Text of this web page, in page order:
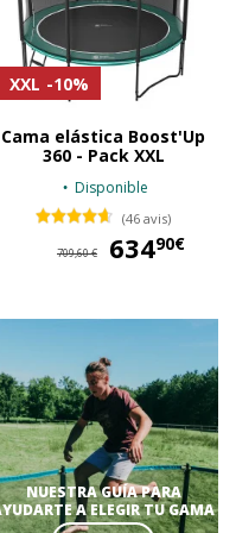
XXL -10%
Cama elástica Boost'Up
360 - Pack XXL
Disponible
(46 avis)
709,60 € 63490€
NUESTRA GUÍA PARA
A ELEGIR TU GAMA